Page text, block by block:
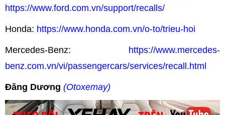
https://www.ford.com.vn/support/recalls/
Honda: https://www.honda.com.vn/o-to/trieu-hoi
Mercedes-Benz: https://www.mercedes-
benz.com.vn/vi/passengercars/services/recall.html
Đăng Dương (Otoxemay)